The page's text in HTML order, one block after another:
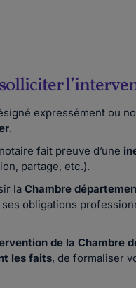
expressément ou
.
fait preuve d’une
partage, etc.).
la Chambre
ses obligations
de la Chambre
les faits, de formaliser